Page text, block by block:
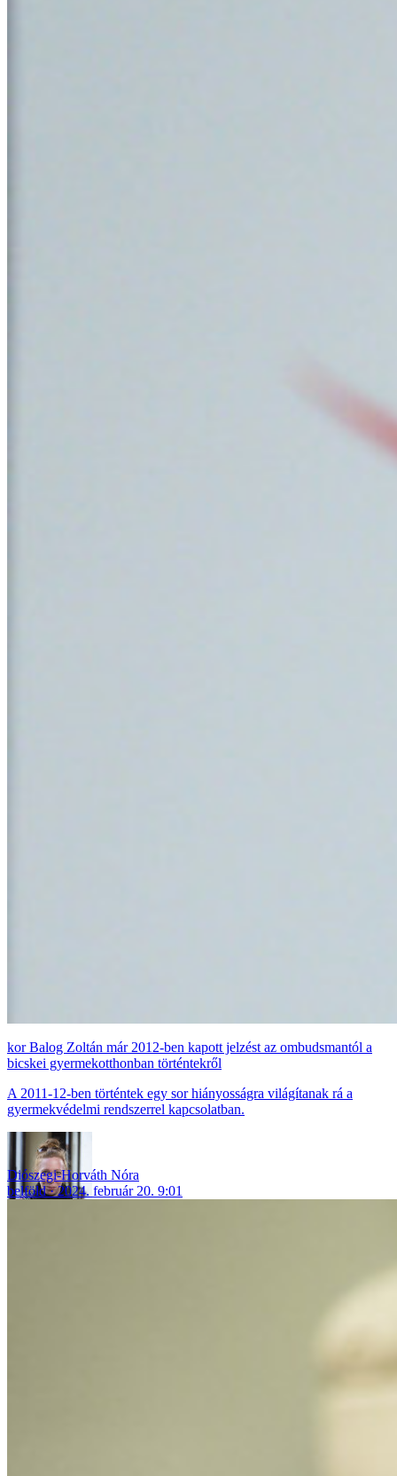
Balog Zoltán már 2012-ben kapott jelzést az ombudsmantól a
bicskei gyermekotthonban történtekről
A 2011-12-ben történtek egy sor hiányosságra világítanak rá a
gyermekvédelmi rendszerrel kapcsolatban.
Diószegi-Horváth Nóra
belföld
2024. február 20. 9:01